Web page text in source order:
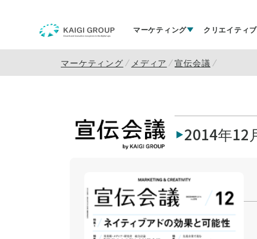
マーケティング クリエイティブ
マーケティング メディア 宣伝会議
2014年12